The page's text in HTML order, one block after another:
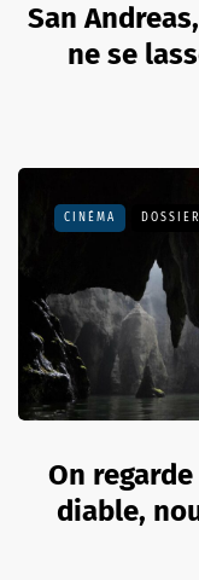
San
ne se
CINÉMA
On
diable,